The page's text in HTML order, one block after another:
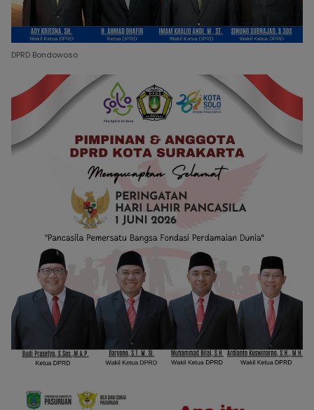
DPRD Bondowoso